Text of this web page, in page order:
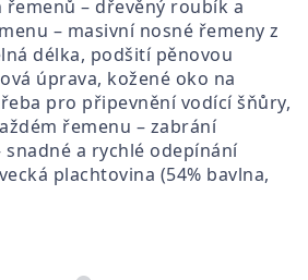
– dřevěný roubík a
– masivní nosné řemeny z
délka, podšití pěnovou
úprava, kožené oko na
pro připevnění vodící šňůry,
řemenu – zabrání
a rychlé odepínání
plachtovina (54% bavlna,